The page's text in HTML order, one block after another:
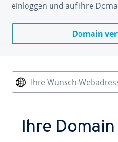
einloggen und auf Ihre
Domain
Ihre Wunsch-
Ihre